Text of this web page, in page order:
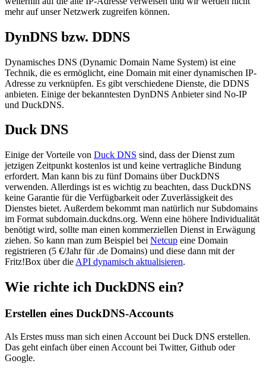
mehr auf unser Netzwerk zugreifen können.
DynDNS bzw. DDNS
Dynamisches DNS (Dynamic Domain Name System) ist eine
Technik, die es ermöglicht, eine Domain mit einer dynamischen IP-
Adresse zu verknüpfen. Es gibt verschiedene Dienste, die DDNS
anbieten. Einige der bekanntesten DynDNS Anbieter sind No-IP
und DuckDNS.
Duck DNS
Einige der Vorteile von Duck DNS sind, dass der Dienst zum
jetzigen Zeitpunkt kostenlos ist und keine vertragliche Bindung
erfordert. Man kann bis zu fünf Domains über DuckDNS
verwenden. Allerdings ist es wichtig zu beachten, dass DuckDNS
keine Garantie für die Verfügbarkeit oder Zuverlässigkeit des
Dienstes bietet. Außerdem bekommt man natürlich nur Subdomains
im Format subdomain.duckdns.org. Wenn eine höhere Individualität
benötigt wird, sollte man einen kommerziellen Dienst in Erwägung
ziehen. So kann man zum Beispiel bei Netcup eine Domain
registrieren (5 €/Jahr für .de Domains) und diese dann mit der
Fritz!Box über die API dynamisch aktualisieren.
Wie richte ich DuckDNS ein?
Erstellen eines DuckDNS-Accounts
Als Erstes muss man sich einen Account bei Duck DNS erstellen.
Das geht einfach über einen Account bei Twitter, Github oder
Google.